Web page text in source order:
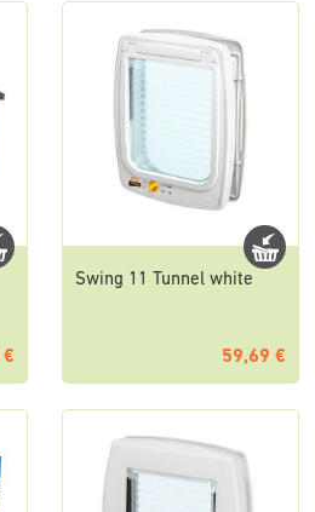
€
Swing 11 Tunnel white
59,69 €